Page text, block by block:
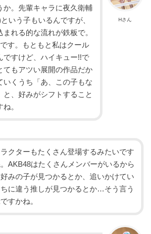
Hさん
か。先輩キャラに夜久衛輔
いう子もいるんですが、
れる的な流れが鉄板で。
す。もともと私はクール
ですけど、ハイキュー!!で
てもアツい展開の作品だか
いくうち「あ、この子もな
、好みがシフトすること
。
クターもたくさん登場するみたいです
。AKB48はたくさんメンバーがいるから
みの子が見つかるとか、追いかけてい
ちに違う推しが見つかるとか…そう言う
すかね。